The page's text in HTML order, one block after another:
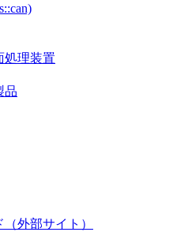
処理装置
品
外部サイト）